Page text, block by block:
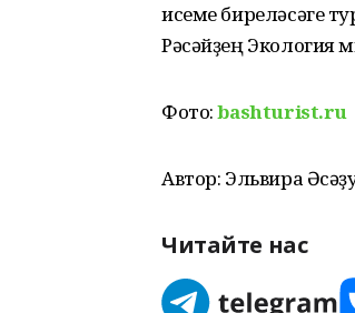
исеме биреләсәге
Рәсәйҙең Экология
Фото:bashturist.ru
Автор: Эльвира
Читайте нас